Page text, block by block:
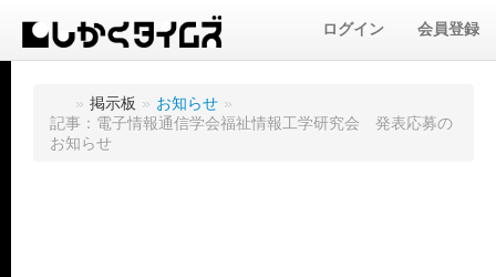
ログイン 会員登録
» 掲示板 » お知らせ »
記事：電子情報通信学会福祉情報工学研究会 発表応募の
お知らせ